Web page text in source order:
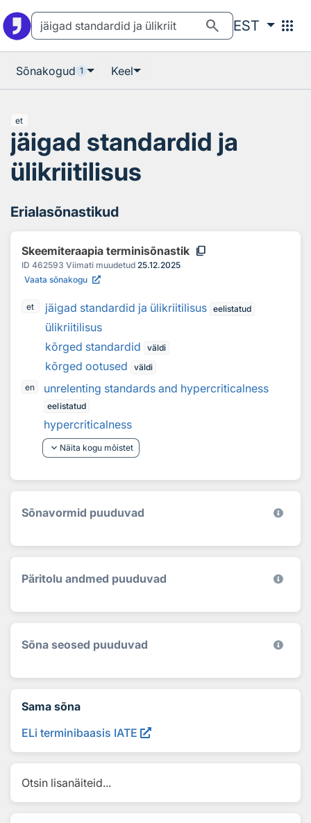
search EST apps
Sõnakogud 1 Keel
et
jäigad standardid ja
ülikriitilisus
Erialasõnastikud
Skeemiteraapia terminisõnastik content_copy
ID 462593 Viimati muudetud 25.12.2025
Vaata sõnakogu
et jäigad standardid ja ülikriitilisus eelistatud
ülikriitilisus
kõrged standardid
väldi
kõrged ootused
väldi
en
unrelenting standards and hypercriticalness
eelistatud
hypercriticalness
keyboard_arrow_down Näita kogu mõistet
Sõnavormid puuduvad
Päritolu andmed puuduvad
Sõna seosed puuduvad
Sama sõna
ELi terminibaasis IATE
Otsin lisanäiteid...